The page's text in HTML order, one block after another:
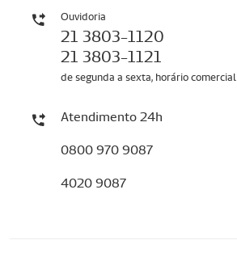
Ouvidoria
21 3803-1120
21 3803-1121
de segunda a sexta, horário comercial
Atendimento 24h
0800 970 9087
4020 9087